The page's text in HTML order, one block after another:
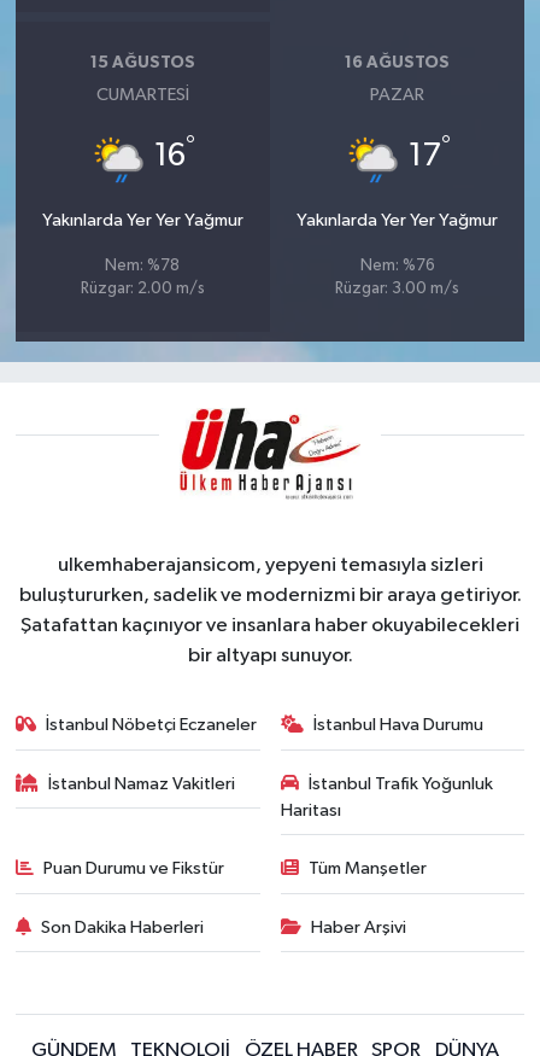
15 AĞUSTOS
CUMARTESI
16°
Yakınlarda Yer Yer Yağmur
Nem: %78
Rüzgar: 2.00 m/s
16 AĞUSTOS
PAZAR
17°
Yakınlarda Yer Yer Yağmur
Nem: %76
Rüzgar: 3.00 m/s
ulkemhaberajansicom, yepyeni temasıyla sizleri
buluştururken, sadelik ve modernizmi bir araya getiriyor.
Şatafattan kaçınıyor ve insanlara haber okuyabilecekleri
bir altyapı sunuyor.
İstanbul Nöbetçi Eczaneler İstanbul Hava Durumu
İstanbul Namaz Vakitleri
İstanbul Trafik Yoğunluk
Haritası
Puan Durumu ve Fikstür Tüm Manşetler
Son Dakika Haberleri Haber Arşivi
GÜNDEM TEKNOLOJİ ÖZEL HABER SPOR DÜNYA